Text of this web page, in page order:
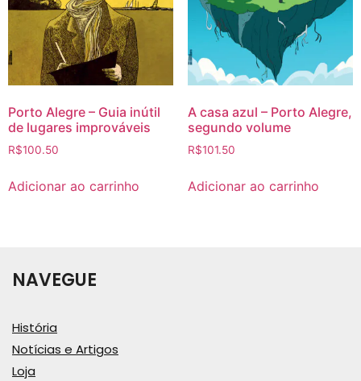
Porto Alegre – Guia inútil
de lugares improváveis
R$100.50
Adicionar ao carrinho
A casa azul – Porto Alegre,
segundo volume
R$101.50
Adicionar ao carrinho
NAVEGUE
História
Notícias e Artigos
Loja